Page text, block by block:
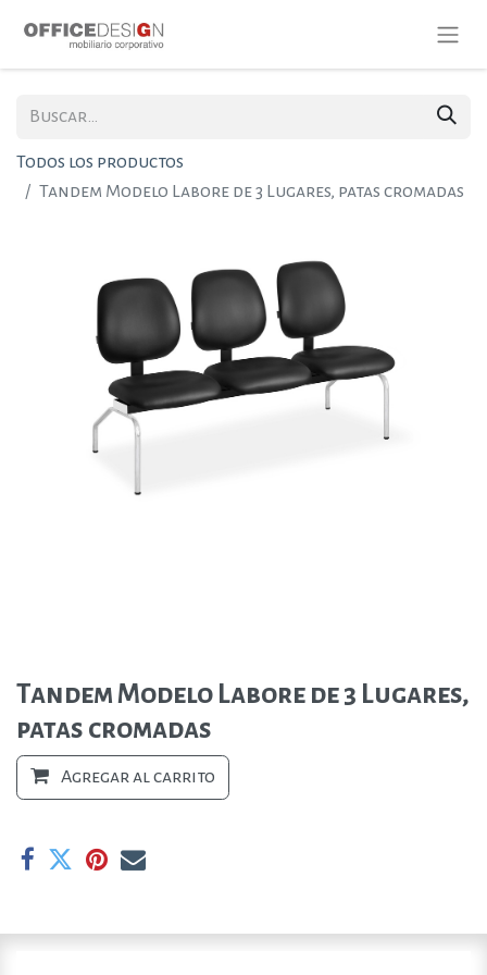
Todos los productos
Tandem Modelo Labore de 3 Lugares, patas cromadas
Tandem Modelo Labore de 3 Lugares,
patas cromadas
Agregar al carrito